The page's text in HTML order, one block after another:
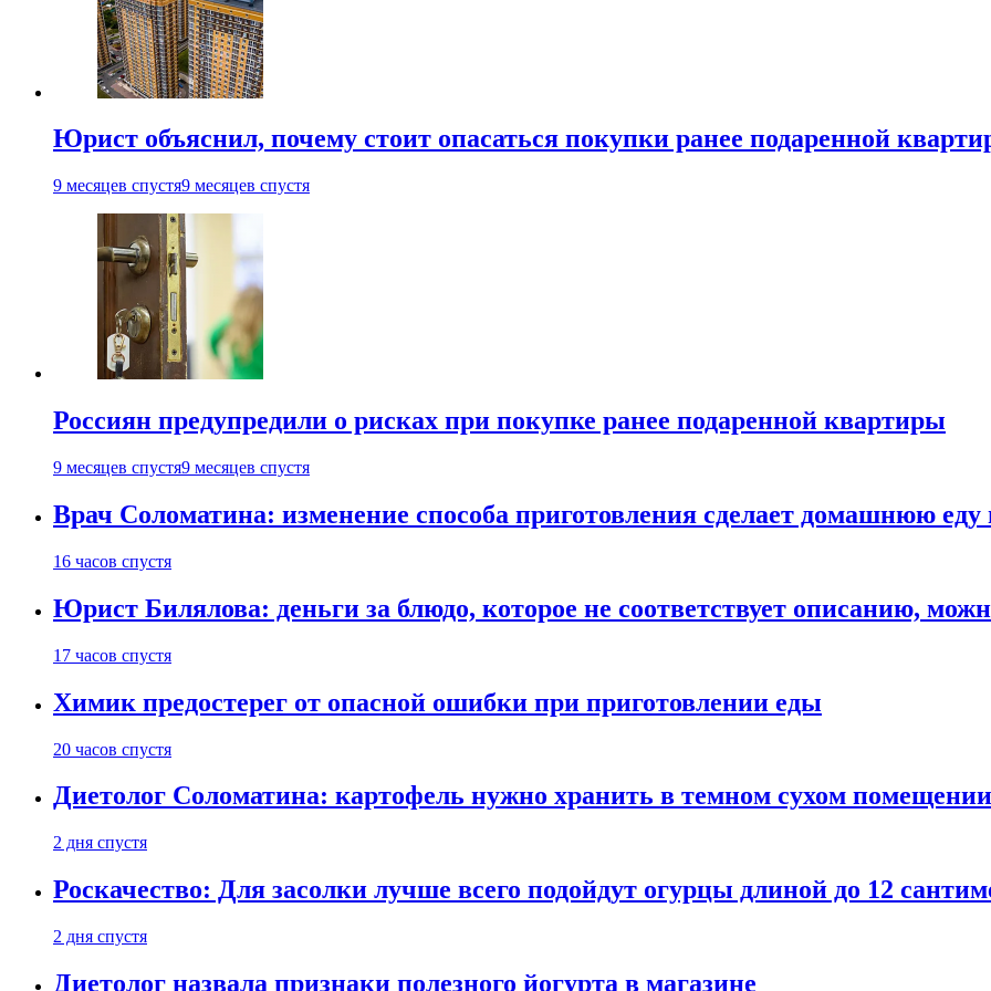
Юрист объяснил, почему стоит опасаться покупки ранее подаренной
9 месяцев спустя9 месяцев спустя
Россиян предупредили о рисках при покупке ранее подаренной квартиры
9 месяцев спустя9 месяцев спустя
Врач Соломатина: изменение способа приготовления сделает домашнюю еду
16 часов спустя
Юрист Билялова: деньги за блюдо, которое не соответствует описанию,
17 часов спустя
Химик предостерег от опасной ошибки при приготовлении еды
20 часов спустя
Диетолог Соломатина: картофель нужно хранить в темном сухом помещении
2 дня спустя
Роскачество: Для засолки лучше всего подойдут огурцы длиной до 12
2 дня спустя
Диетолог назвала признаки полезного йогурта в магазине